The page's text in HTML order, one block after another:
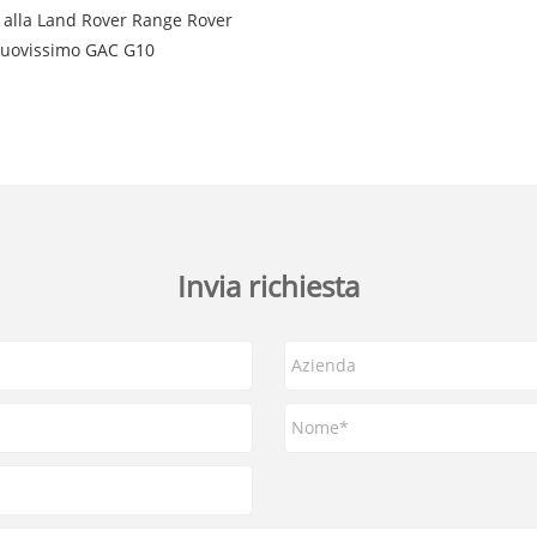
Land Rover Range Rover
GAC G10
Invia richiesta